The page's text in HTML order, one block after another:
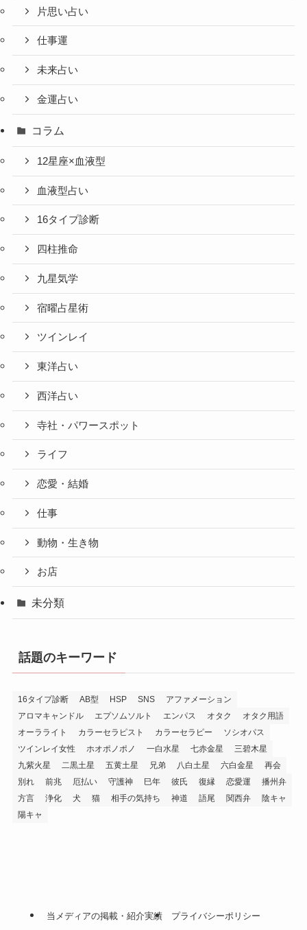
片思い占い
仕事運
未来占い
金運占い
コラム
12星座×血液型
血液型占い
16タイプ診断
四柱推命
九星気学
宿曜占星術
ツインレイ
東洋占い
西洋占い
寺社・パワースポット
ライフ
恋愛・結婚
仕事
動物・生き物
お店
未分類
話題のキーワード
16タイプ診断 AB型 HSP SNS
アファメーション
アロマキャンドル
エプソムソルト エンパス オタク
オタク用語
オーラライト
カラーセラピスト カラーセラピー
ソシオパス
ツインレイ女性
ホオポノポノ 一白水星 七赤金星
三碧木星
九紫火星
二黒土星 五黄土星 兄弟 八白土星 六白金星
再会
別れ
前兆 厄払い 守護神 巳年 彼氏 復縁 恋愛運
播州弁
方言
浄化 犬 猫 相手の気持ち 神道 語尾 関西弁
陰キャ
陽キャ
当メディアの掲載・紹介実績
プライバシーポリシー